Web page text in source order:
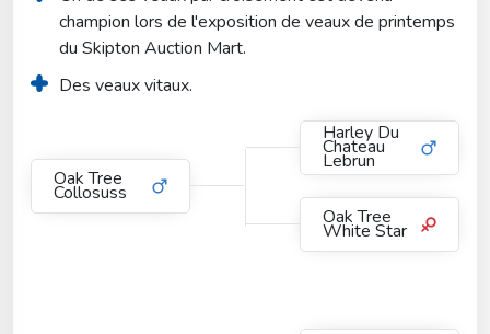
champion lors de l'exposition de veaux de printemps
du Skipton Auction Mart.
Des veaux vitaux.
Oak Tree
Collosuss
Harley Du
Chateau
Lebrun
Oak Tree
White Star